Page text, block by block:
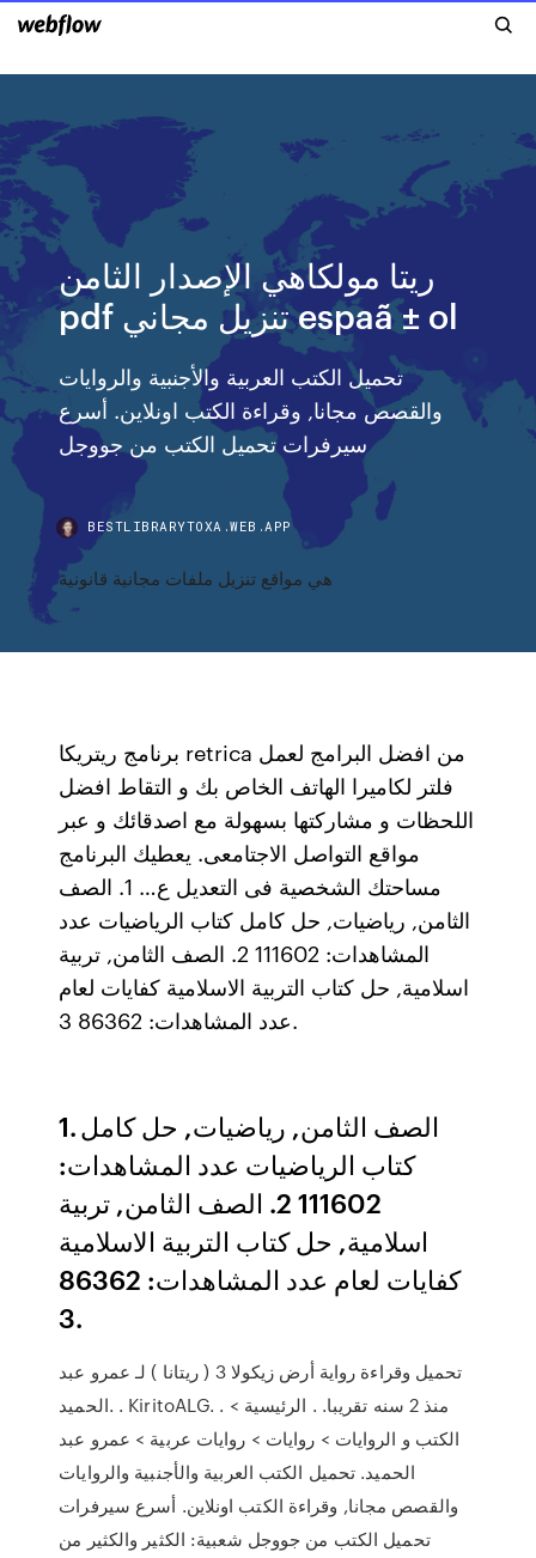
ريتا مولكاهي الإصدار الثامن
pdf تنزيل مجاني espaã ± ol
تحميل الكتب العربية والأجنبية والروايات
والقصص مجانا, وقراءة الكتب اونلاين. أسرع
سيرفرات تحميل الكتب من جووجل
BESTLIBRARYTOXA.WEB.APP
هي مواقع تنزيل ملفات مجانية قانونية
برنامج ريتريكا retrica من افضل البرامج لعمل
فلتر لكاميرا الهاتف الخاص بك و التقاط افضل
اللحظات و مشاركتها بسهولة مع اصدقائك و عبر
مواقع التواصل الاجتامعى. يعطيك البرنامج
مساحتك الشخصية فى التعديل ع… 1. الصف
الثامن, رياضيات, حل كامل كتاب الرياضيات عدد
المشاهدات: 111602 2. الصف الثامن, تربية
اسلامية, حل كتاب التربية الاسلامية كفايات لعام
عدد المشاهدات: 86362 3.
1. الصف الثامن, رياضيات, حل كامل
كتاب الرياضيات عدد المشاهدات:
111602 2. الصف الثامن, تربية
اسلامية, حل كتاب التربية الاسلامية
كفايات لعام عدد المشاهدات: 86362
3.
تحميل وقراءة رواية ﺃﺭﺽ ﺯﻳﻜﻮﻻ 3 ( ريتانا ) ﻟـ ﻋﻤﺮﻭ ﻋﺒﺪ
ﺍﻟﺤﻤﻴﺪ. . KiritoALG. . منذ 2 سنه تقريبا. . الرئيسية >
الكتب و الروايات > روايات > روايات عربية > ﻋﻤﺮﻭ ﻋﺒﺪ
ﺍﻟﺤﻤﻴﺪ. تحميل الكتب العربية والأجنبية والروايات
والقصص مجانا, وقراءة الكتب اونلاين. أسرع سيرفرات
تحميل الكتب من جووجل شعبية: الكثير والكثير من